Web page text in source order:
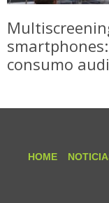
consumo
HOME